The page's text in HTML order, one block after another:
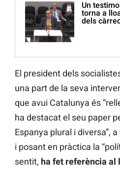
Un
torna a
dels
El president dels
una part de la seva
que avui Catalunya és
ha destacat el seu paper
Espanya plural i diversa”,
i posant en pràctica la
sentit, ha fet referència al